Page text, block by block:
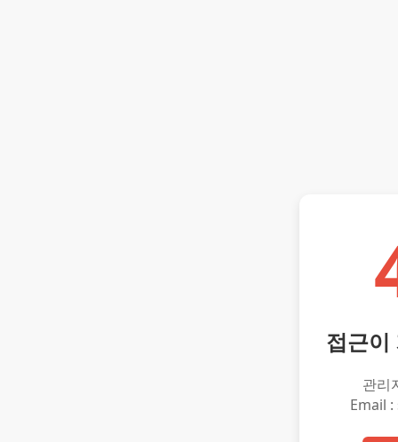
접근이
관리
Email